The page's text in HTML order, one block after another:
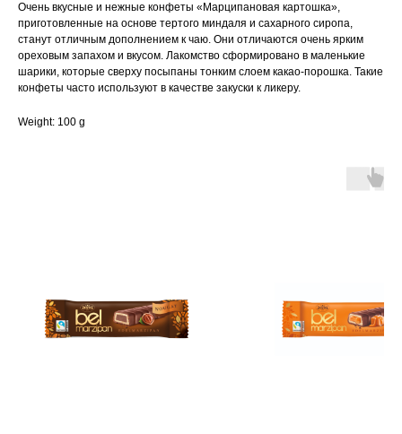
Очень вкусные и нежные конфеты «Марципановая картошка»,
приготовленные на основе тертого миндаля и сахарного сиропа,
станут отличным дополнением к чаю. Они отличаются очень ярким
ореховым запахом и вкусом. Лакомство сформировано в маленькие
шарики, которые сверху посыпаны тонким слоем какао-порошка. Такие
конфеты часто используют в качестве закуски к ликеру.
Weight: 100 g